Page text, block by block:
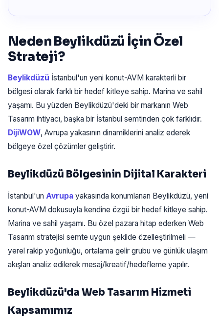
Neden Beylikdüzü İçin Özel
Strateji?
Beylikdüzü İstanbul'un yeni konut-AVM karakterli bir
bölgesi olarak farklı bir hedef kitleye sahip. Marina ve sahil
yaşamı. Bu yüzden Beylikdüzü'deki bir markanın Web
Tasarım ihtiyacı, başka bir İstanbul semtinden çok farklıdır.
DijiWOW, Avrupa yakasının dinamiklerini analiz ederek
bölgeye özel çözümler geliştirir.
Beylikdüzü Bölgesinin Dijital Karakteri
İstanbul'un Avrupa yakasında konumlanan Beylikdüzü, yeni
konut-AVM dokusuyla kendine özgü bir hedef kitleye sahip.
Marina ve sahil yaşamı. Bu özel pazara hitap ederken Web
Tasarım stratejisi semte uygun şekilde özelleştirilmeli —
yerel rakip yoğunluğu, ortalama gelir grubu ve günlük ulaşım
akışları analiz edilerek mesaj/kreatif/hedefleme yapılır.
Beylikdüzü'da Web Tasarım Hizmeti
Kapsamımız